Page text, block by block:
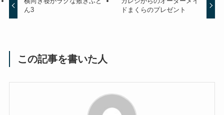
ん3
ドまくらのプレゼント
この記事を書いた人